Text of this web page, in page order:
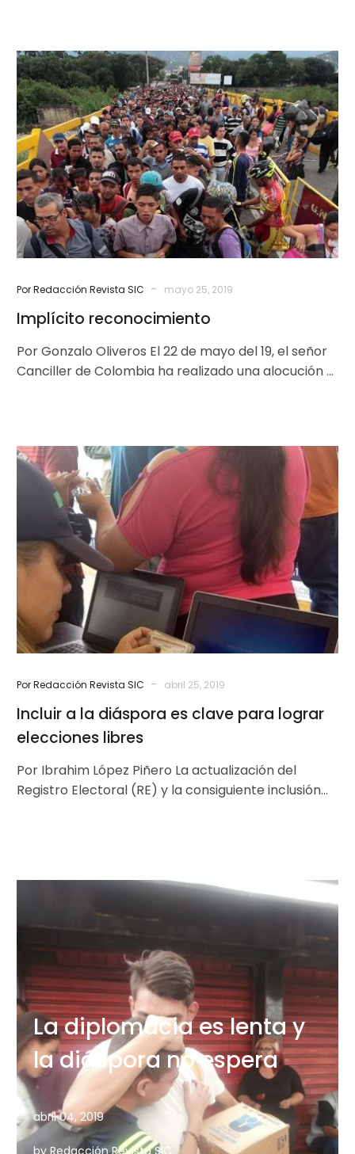
Implícito
reconocimiento
Por Redacción Revista SIC - mayo 25, 2019
Implícito reconocimiento
Por Gonzalo Oliveros El 22 de mayo del 19, el señor
Canciller de Colombia ha realizado una alocución a
Incluir
la
diáspora
es
clave
para
lograr
elecciones
libres
Por Redacción Revista SIC - abril 25, 2019
Incluir a la diáspora es clave para lograr
elecciones libres
Por Ibrahim López Piñero La actualización del
Registro Electoral (RE) y la consiguiente inclusión
La diplomacia es lenta y
la diáspora no espera
abril 04, 2019
by Redacción Revista SIC